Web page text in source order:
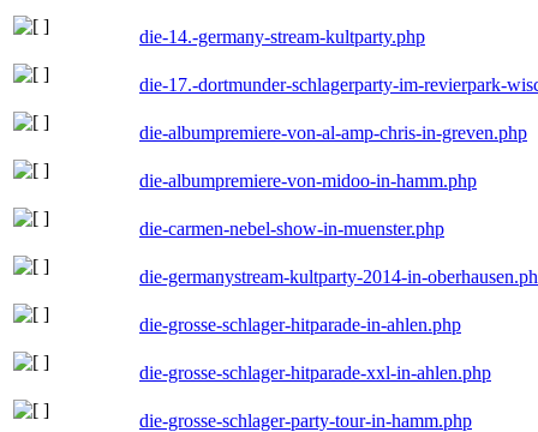
die-14.-germany-stream-kultparty.php
die-17.-dortmunder-schlagerparty-im-revierpark-
die-albumpremiere-von-al-amp-chris-in-greven.php
die-albumpremiere-von-midoo-in-hamm.php
die-carmen-nebel-show-in-muenster.php
die-germanystream-kultparty-2014-in-
die-grosse-schlager-hitparade-in-ahlen.php
die-grosse-schlager-hitparade-xxl-in-ahlen.php
die-grosse-schlager-party-tour-in-hamm.php